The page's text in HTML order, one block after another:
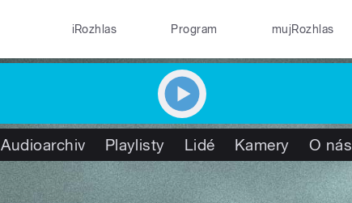
iRozhlas Program mujRozhlas
Audioarchiv Playlisty Lidé Kamery O nás